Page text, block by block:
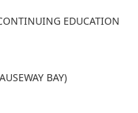
EDUCATION
BAY)